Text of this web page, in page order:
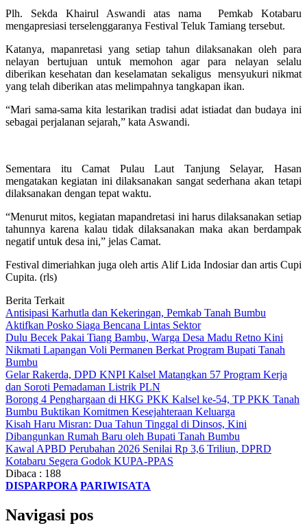
Plh. Sekda Khairul Aswandi atas nama Pemkab Kotabaru
mengapresiasi terselenggaranya Festival Teluk Tamiang tersebut.
Katanya, mapanretasi yang setiap tahun dilaksanakan oleh para
nelayan bertujuan untuk memohon agar para nelayan selalu
diberikan kesehatan dan keselamatan sekaligus mensyukuri nikmat
yang telah diberikan atas melimpahnya tangkapan ikan.
“Mari sama-sama kita lestarikan tradisi adat istiadat dan budaya ini
sebagai perjalanan sejarah,” kata Aswandi.
Sementara itu Camat Pulau Laut Tanjung Selayar, Hasan
mengatakan kegiatan ini dilaksanakan sangat sederhana akan tetapi
dilaksanakan dengan tepat waktu.
“Menurut mitos, kegiatan mapandretasi ini harus dilaksanakan setiap
tahunnya karena kalau tidak dilaksanakan maka akan berdampak
negatif untuk desa ini,” jelas Camat.
Festival dimeriahkan juga oleh artis Alif Lida Indosiar dan artis Cupi
Cupita. (rls)
Berita Terkait
Antisipasi Karhutla dan Kekeringan, Pemkab Tanah Bumbu
Aktifkan Posko Siaga Bencana Lintas Sektor
Dulu Becek Pakai Tiang Bambu, Warga Desa Madu Retno Kini
Nikmati Lapangan Voli Permanen Berkat Program Bupati Tanah
Bumbu
Gelar Rakerda, DPD KNPI Kalsel Matangkan 57 Program Kerja
dan Soroti Pemadaman Listrik PLN
Borong 4 Penghargaan di HKG PKK Kalsel ke-54, TP PKK Tanah
Bumbu Buktikan Komitmen Kesejahteraan Keluarga
Kisah Haru Misran: Dua Tahun Tinggal di Dinsos, Kini
Dibangunkan Rumah Baru oleh Bupati Tanah Bumbu
Kawal APBD Perubahan 2026 Senilai Rp 3,6 Triliun, DPRD
Kotabaru Segera Godok KUPA-PPAS
Dibaca : 188
DISPARPORA PARIWISATA
Navigasi pos